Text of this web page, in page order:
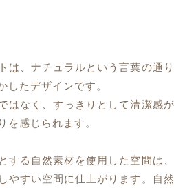
は、ナチュラルという言葉の通り
したデザインです。
はなく、すっきりとして清潔感が
を感じられます。
する自然素材を使用した空間は、
やすい空間に仕上がります。自然